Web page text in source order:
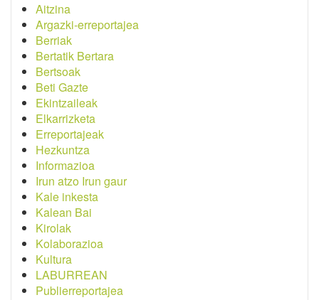
Aitzina
Argazki-erreportajea
Berriak
Bertatik Bertara
Bertsoak
Beti Gazte
Ekintzaileak
Elkarrizketa
Erreportajeak
Hezkuntza
Informazioa
Irun atzo Irun gaur
Kale inkesta
Kalean Bai
Kirolak
Kolaborazioa
Kultura
LABURREAN
Publierreportajea